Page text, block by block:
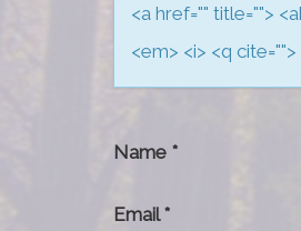
<a href="" title="">
<em> <i> <q
Name *
Email*